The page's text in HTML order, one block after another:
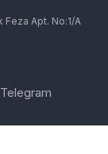
Feza Apt. No:1/A